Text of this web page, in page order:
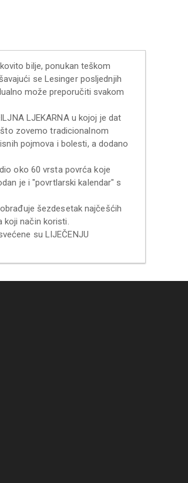
bilje, ponukan teškom
se Lesinger posljednjih
može preporučiti svakom
LJEKARNA u kojoj je dat
zovemo tradicionalnom
pojmova i bolesti, a dodano
oko 60 vrsta povrća koje
je i "povrtlarski kalendar" s
šezdesetak najčešćih
način koristi.
su LIJEČENJU